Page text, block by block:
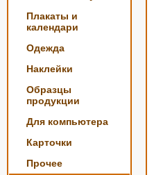
Плакаты и
календари
Одежда
Наклейки
Образцы
продукции
Для компьютера
Карточки
Прочее